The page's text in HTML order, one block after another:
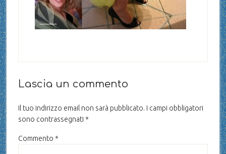
Lascia un commento
Il tuo indirizzo email non sarà pubblicato. I campi obbligatori
sono contrassegnati *
Commento *